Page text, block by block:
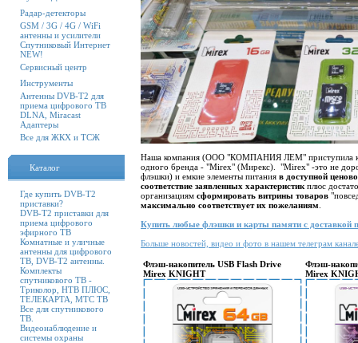
Радар-детекторы
GSM / 3G / 4G / WiFi
антенны и усилители
Спутниковый Интернет
NEW!
Сервисный центр
Инструменты
Антенны DVB-T2 для
приема цифрового ТВ
DLNA, Miracast
Адаптеры
Все для ЖКХ и ТСЖ
Каталог
Где купить DVB-T2
приставки?
DVB-T2 приставки для
приема цифрового
эфирного ТВ
Комнатные и уличные
антенны для цифрового
ТВ, DVB-T2 антенны.
Комплекты
спутникового ТВ -
Триколор, НТВ ПЛЮС,
ТЕЛЕКАРТА, МТС ТВ
Все для спутникового
ТВ.
Видеонаблюдение и
системы охраны
Наша компания (ООО "КОМПАНИЯ ЛЕМ" приступила к
одного бренда - "Mirex" (Мирекс). "Mirex" -это не
флэшки) и емкие элементы питания в доступной
соответствие заявленных характеристик плюс
организациям сформировать витрины товаров
максимально соответствует их пожеланиям
Купить любые флэшки и карты памяти с доставкой
Больше новостей, видео и фото в нашем телеграм
Флэш-накопитель USB Flash Drive
Mirex KNIGHT
Флэш-
Mirex